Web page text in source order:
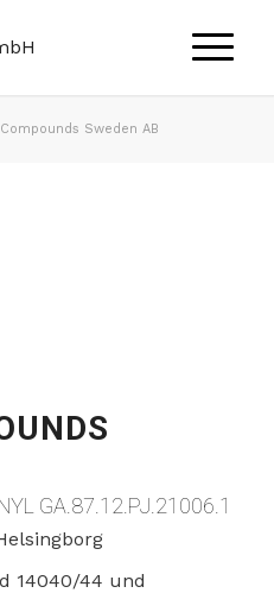
Sweden AB
GA.87.12.PJ.21006.1
14040/44 und